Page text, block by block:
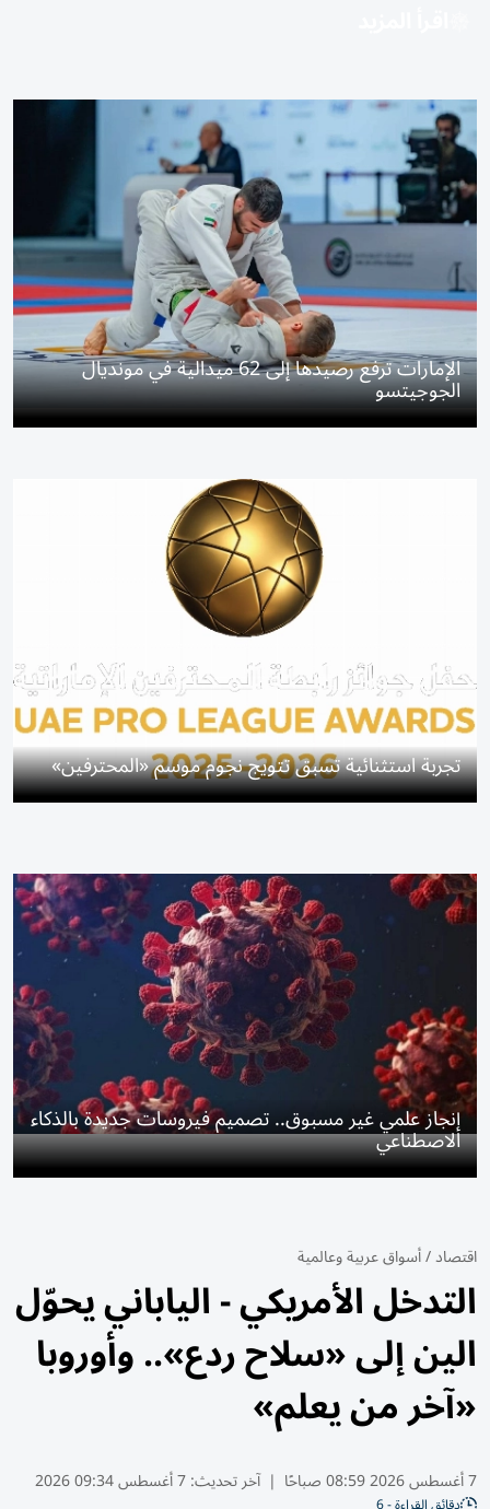
الإمارات ترفع رصيدها إلى 62 ميدالية في مونديال
الجوجيتسو
تجربة استثنائية تسبق تتويج نجوم موسم «المحترفين»
إنجاز علمي غير مسبوق.. تصميم فيروسات جديدة بالذكاء
الاصطناعي
اقتصاد/أسواق عربية وعالمية
التدخل الأمريكي - الياباني يحوّل
الين إلى «سلاح ردع».. وأوروبا
«آخر من يعلم»
7 أغسطس 2026 08:59 صباحًا | آخر تحديث:7 أغسطس 09:34 2026